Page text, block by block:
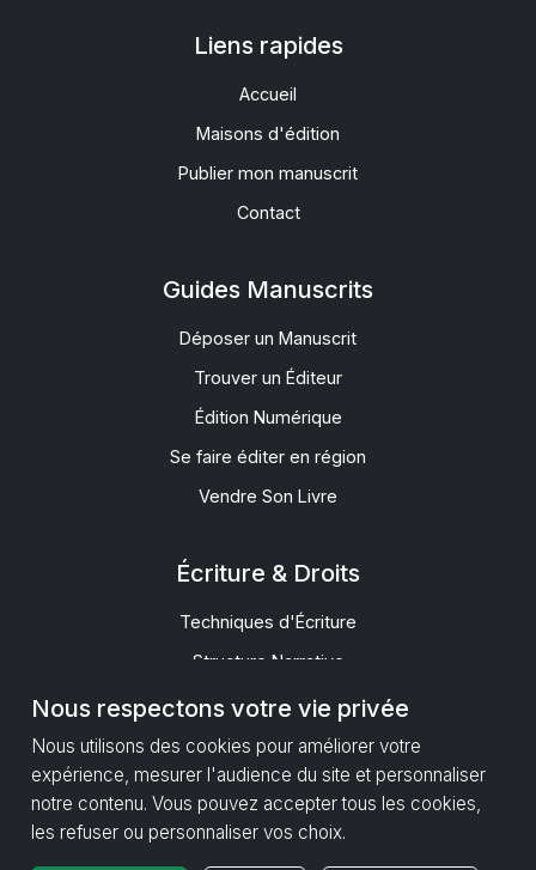
Liens rapides
Accueil
Maisons d'édition
Publier mon manuscrit
Contact
Guides Manuscrits
Déposer un Manuscrit
Trouver un Éditeur
Édition Numérique
Se faire éditer en région
Vendre Son Livre
Écriture & Droits
Techniques d'Écriture
Structure Narrative
Droits d'Auteur
Contrat d'Édition
Ressources
Comprendre le contrat
Nous respectons votre vie privée
Nous utilisons des cookies pour améliorer votre
expérience, mesurer l'audience du site et personnaliser
notre contenu. Vous pouvez accepter tous les cookies,
les refuser ou personnaliser vos choix.